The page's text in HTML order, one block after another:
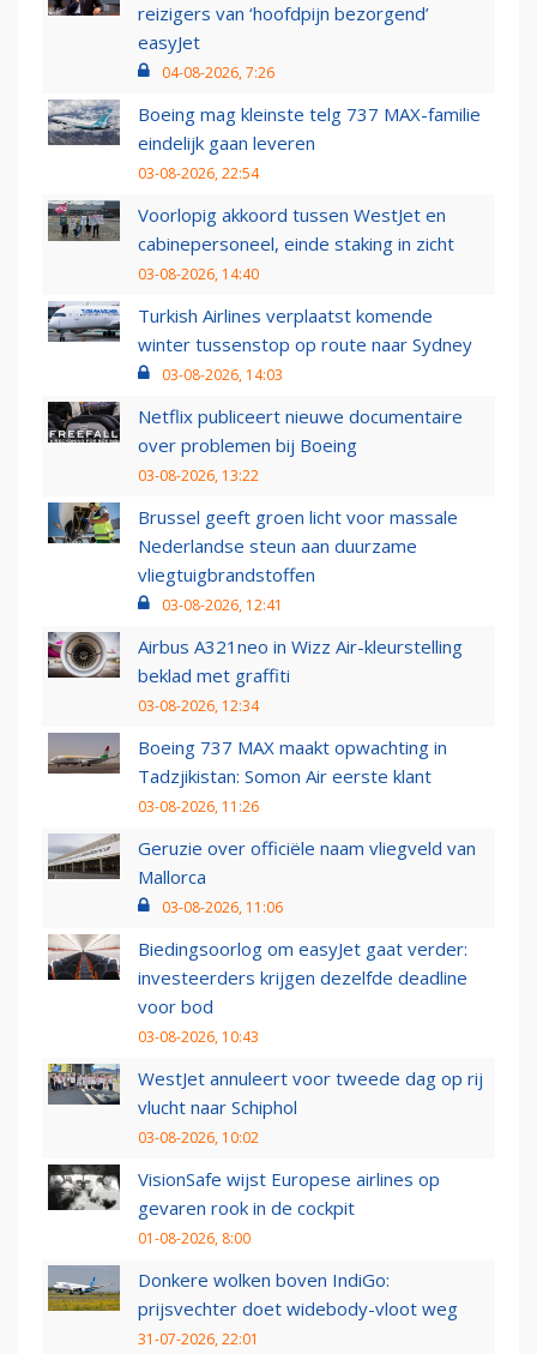
reizigers van ‘hoofdpijn bezorgend’
easyJet
04-08-2026, 7:26
Boeing mag kleinste telg 737 MAX-familie
eindelijk gaan leveren
03-08-2026, 22:54
Voorlopig akkoord tussen WestJet en
cabinepersoneel, einde staking in zicht
03-08-2026, 14:40
Turkish Airlines verplaatst komende
winter tussenstop op route naar Sydney
03-08-2026, 14:03
Netflix publiceert nieuwe documentaire
over problemen bij Boeing
03-08-2026, 13:22
Brussel geeft groen licht voor massale
Nederlandse steun aan duurzame
vliegtuigbrandstoffen
03-08-2026, 12:41
Airbus A321neo in Wizz Air-kleurstelling
beklad met graffiti
03-08-2026, 12:34
Boeing 737 MAX maakt opwachting in
Tadzjikistan: Somon Air eerste klant
03-08-2026, 11:26
Geruzie over officiële naam vliegveld van
Mallorca
03-08-2026, 11:06
Biedingsoorlog om easyJet gaat verder:
investeerders krijgen dezelfde deadline
voor bod
03-08-2026, 10:43
WestJet annuleert voor tweede dag op rij
vlucht naar Schiphol
03-08-2026, 10:02
VisionSafe wijst Europese airlines op
gevaren rook in de cockpit
01-08-2026, 8:00
Donkere wolken boven IndiGo:
prijsvechter doet widebody-vloot weg
31-07-2026, 22:01